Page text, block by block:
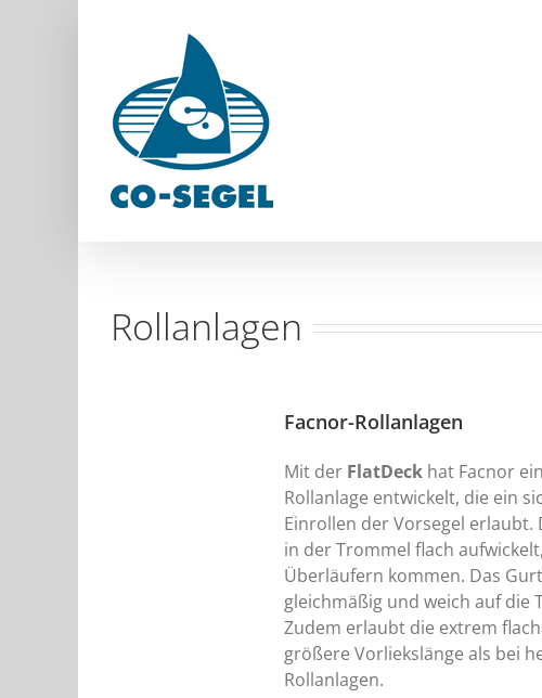
Rollanlagen
Facnor-Rollanlagen
Mit der FlatDeckhat Facnor
Rollanlage entwickelt, die ein
Einrollen der Vorsegel erlaubt.
in der Trommel flach
Überläufern kommen. Das
gleichmäßig und weich auf die
Zudem erlaubt die extrem
größere Vorliekslänge als bei
Rollanlagen.